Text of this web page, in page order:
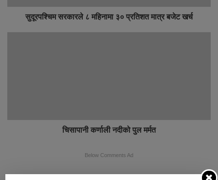
सुदूरपश्चिम सरकारले ८ महिनामा ३० प्रतिशत मात्र बजेट खर्च
चिसापानी कर्णाली नदीको पुल मर्मत
Below Comments Ad